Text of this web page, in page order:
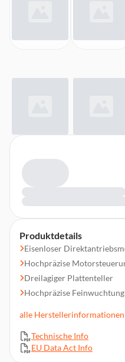
Produktdetails
Eisenloser
Hochpräzise
Dreilagiger Plattenteller
Hochpräzise Feinwuchtung
alle Herstellerinformationen
Technische Info
EU Data Act Info